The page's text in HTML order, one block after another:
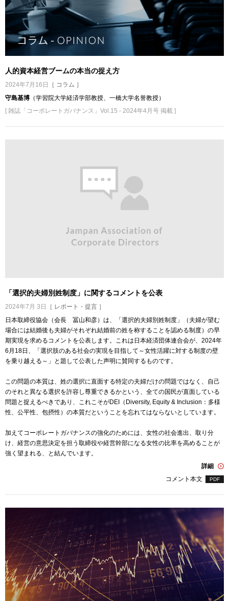
人的資本経営ブームの本当の捉え方
2024年7月16日
［ コラム ］
守島基博 （学習院大学経済学部教授、一橋大学名誉教授）
[ 雑誌「コーポレートガバナンス」Vol.15 - 2024年4月号 掲載 ]
「選択的夫婦別姓制度」に関するコメントを公表
2024年7月 3日
［ レポート・提言 ］
日本取締役協会（会長 冨山和彦）は、「選択的夫婦別姓制度」（夫婦が望む
場合には結婚後も夫婦がそれぞれ結婚前の姓を称することを認める制度）の早
期実現を求めるコメントを公表します。これは日本経済団体連合会が、2024年
6月18日、「選択肢のある社会の実現を目指して～女性活躍に対する制度の壁
を乗り越える～」と題して公表した声明に賛同するものです。
この問題の本質は、姓の選択に直面する特定の夫婦だけの問題ではなく、自己
のそれと異なる選択を許容し尊重できるかという、全ての国民が直面している
問題と捉えるべきであり、これこそがDEI（Diversity, Equity & Inclusion：多様
性、公平性、包摂性）の本質だということを忘れてはならないとしています。
加えてコーポレートガバナンスの強化のためには、女性の社会進出、取り分
け、経営の意思決定を担う取締役や経営幹部になる女性の比率を高めることが
強く望まれる、と結んでいます。
詳細
コメント本文
PDF